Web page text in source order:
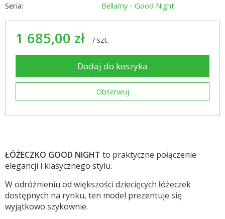
Seria:
Bellamy - Good Night
1 685,00 zł / szt.
Dodaj do koszyka
Obserwuj
ŁÓŻECZKO GOOD NIGHT to praktyczne połączenie
elegancji i klasycznego stylu.
W odróżnieniu od większości dziecięcych łóżeczek
dostępnych na rynku, ten model prezentuje się
wyjątkowo szykownie.